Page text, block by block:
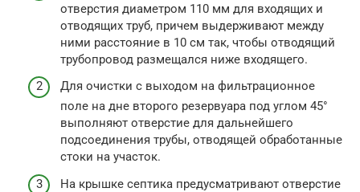
отверстия диаметром 110 мм для входящих и
отводящих труб, причем выдерживают между
ними расстояние в 10 см так, чтобы отводящий
трубопровод размещался ниже входящего.
Для очистки с выходом на фильтрационное
поле на дне второго резервуара под углом 45°
выполняют отверстие для дальнейшего
подсоединения трубы, отводящей обработанные
стоки на участок.
На крышке септика предусматривают отверстие